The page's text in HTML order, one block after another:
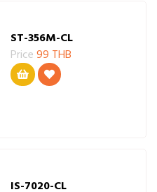
ST-356M-CL
Price99 THB
IS-7020-CL